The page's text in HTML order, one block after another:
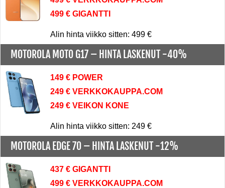
499 € GIGANTTI
Alin hinta viikko sitten: 499 €
MOTOROLA MOTO G17 – HINTA LASKENUT -40%
149 € POWER
249 € VERKKOKAUPPA.COM
249 € VEIKON KONE
Alin hinta viikko sitten: 249 €
MOTOROLA EDGE 70 – HINTA LASKENUT -12%
437 € GIGANTTI
499 € VERKKOKAUPPA.COM